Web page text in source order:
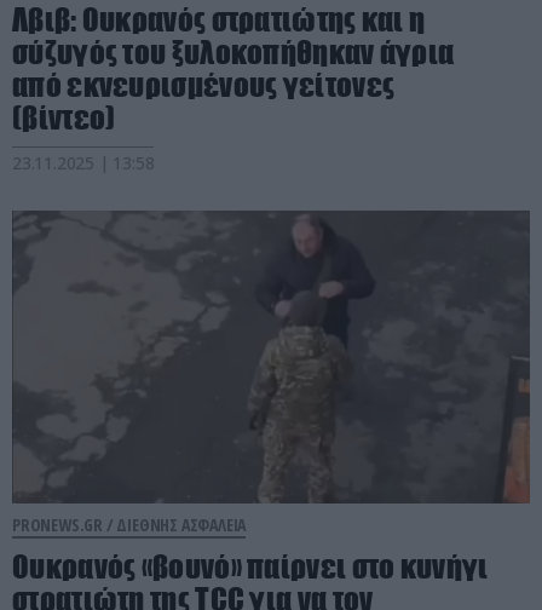
Λβιβ: Ουκρανός στρατιώτης και η
σύζυγός του ξυλοκοπήθηκαν άγρια
από εκνευρισμένους γείτονες
(βίντεο)
23.11.2025 | 13:58
PRONEWS.GR / ΔΙΕΘΝΗΣ ΑΣΦΑΛΕΙΑ
Ουκρανός «βουνό» παίρνει στο κυνήγι
στρατιώτη της TCC για να τον